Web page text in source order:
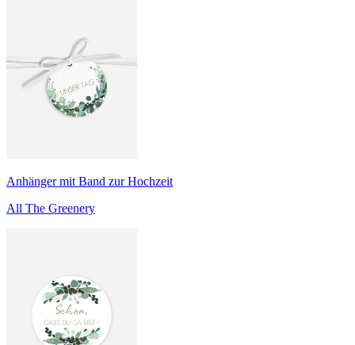
Anhänger mit Band zur Hochzeit
All The Greenery